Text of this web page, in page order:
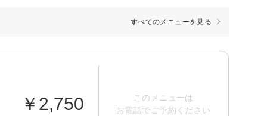
すべてのメニューを見る
￥2,750
このメニューは
お電話でご予約ください